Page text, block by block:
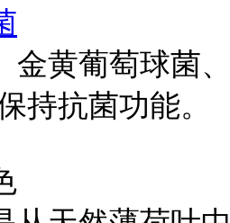
金黄葡萄球菌
持抗菌功能。